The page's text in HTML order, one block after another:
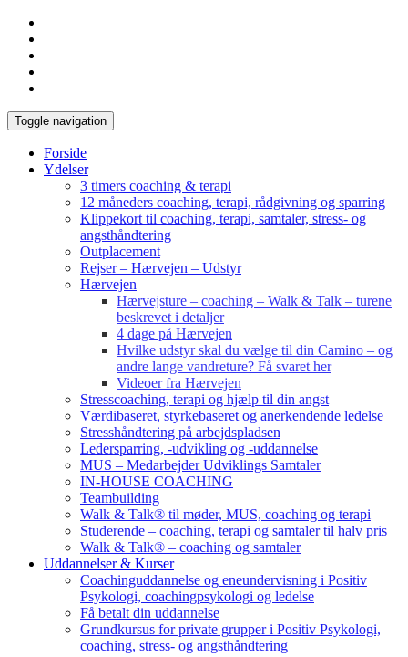
Toggle navigation
Forside
Ydelser
3 timers coaching & terapi
12 måneders coaching, terapi, rådgivning og sparring
Klippekort til coaching, terapi, samtaler, stress- og
angsthåndtering
Outplacement
Rejser – Hærvejen – Udstyr
Hærvejen
Hærvejsture – coaching – Walk & Talk – turene
beskrevet i detaljer
4 dage på Hærvejen
Hvilke udstyr skal du vælge til din Camino – og
andre lange vandreture? Få svaret her
Videoer fra Hærvejen
Stresscoaching, terapi og hjælp til din angst
Værdibaseret, styrkebaseret og anerkendende ledelse
Stresshåndtering på arbejdspladsen
Ledersparring, -udvikling og -uddannelse
MUS – Medarbejder Udviklings Samtaler
IN-HOUSE COACHING
Teambuilding
Walk & Talk® til møder, MUS, coaching og terapi
Studerende – coaching, terapi og samtaler til halv pris
Walk & Talk® – coaching og samtaler
Uddannelser & Kurser
Coachinguddannelse og eneundervisning i Positiv
Psykologi, coachingpsykologi og ledelse
Få betalt din uddannelse
Grundkursus for private grupper i Positiv Psykologi,
coaching, stress- og angsthåndtering